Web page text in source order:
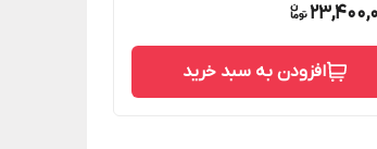
افزودن به سبد خرید